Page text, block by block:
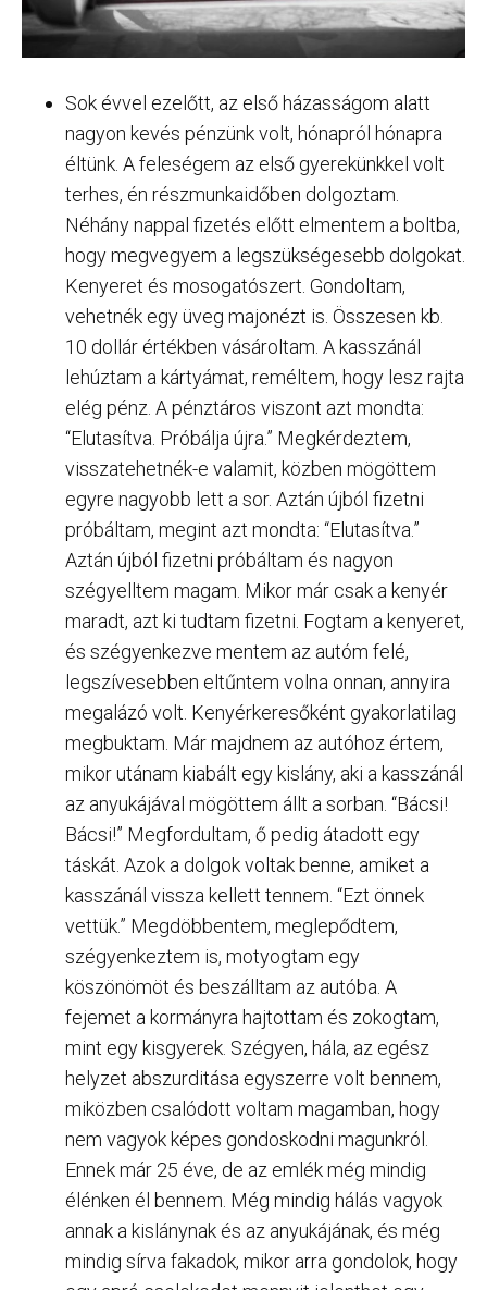
Sok évvel ezelőtt, az első házasságom alatt
nagyon kevés pénzünk volt, hónapról hónapra
éltünk. A feleségem az első gyerekünkkel volt
terhes, én részmunkaidőben dolgoztam.
Néhány nappal fizetés előtt elmentem a boltba,
hogy megvegyem a legszükségesebb dolgokat.
Kenyeret és mosogatószert. Gondoltam,
vehetnék egy üveg majonézt is. Összesen kb.
10 dollár értékben vásároltam. A kasszánál
lehúztam a kártyámat, reméltem, hogy lesz rajta
elég pénz. A pénztáros viszont azt mondta:
“Elutasítva. Próbálja újra.” Megkérdeztem,
visszatehetnék-e valamit, közben mögöttem
egyre nagyobb lett a sor. Aztán újból fizetni
próbáltam, megint azt mondta: “Elutasítva.”
Aztán újból fizetni próbáltam és nagyon
szégyelltem magam. Mikor már csak a kenyér
maradt, azt ki tudtam fizetni. Fogtam a kenyeret,
és szégyenkezve mentem az autóm felé,
legszívesebben eltűntem volna onnan, annyira
megalázó volt. Kenyérkeresőként gyakorlatilag
megbuktam. Már majdnem az autóhoz értem,
mikor utánam kiabált egy kislány, aki a kasszánál
az anyukájával mögöttem állt a sorban. “Bácsi!
Bácsi!” Megfordultam, ő pedig átadott egy
táskát. Azok a dolgok voltak benne, amiket a
kasszánál vissza kellett tennem. “Ezt önnek
vettük.” Megdöbbentem, meglepődtem,
szégyenkeztem is, motyogtam egy
köszönömöt és beszálltam az autóba. A
fejemet a kormányra hajtottam és zokogtam,
mint egy kisgyerek. Szégyen, hála, az egész
helyzet abszurditása egyszerre volt bennem,
miközben csalódott voltam magamban, hogy
nem vagyok képes gondoskodni magunkról.
Ennek már 25 éve, de az emlék még mindig
élénken él bennem. Még mindig hálás vagyok
annak a kislánynak és az anyukájának, és még
mindig sírva fakadok, mikor arra gondolok, hogy